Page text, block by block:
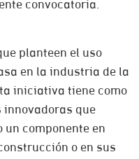
convocatoria.
planteen el uso
en la industria de la
iniciativa tiene como
que
componente en
o en sus